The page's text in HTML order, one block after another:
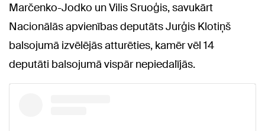
Marčenko-Jodko un Vilis Sruoģis, savukārt
Nacionālās apvienības deputāts Jurģis Klotiņš
balsojumā izvēlējās atturēties, kamēr vēl 14
deputāti balsojumā vispār nepiedalījās.